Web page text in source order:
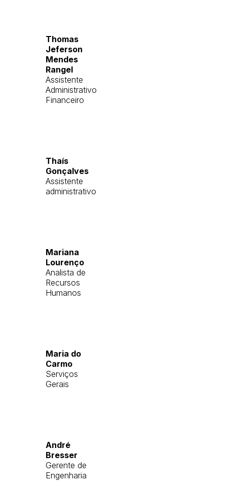
Thomas
Jeferson
Mendes
Rangel
Assistente
Administrativo
Financeiro
Thaís
Gonçalves
Assistente
administrativo
Mariana
Lourenço
Analista de
Recursos
Humanos
Maria do
Carmo
Serviços
Gerais
André
Bresser
Gerente de
Engenharia